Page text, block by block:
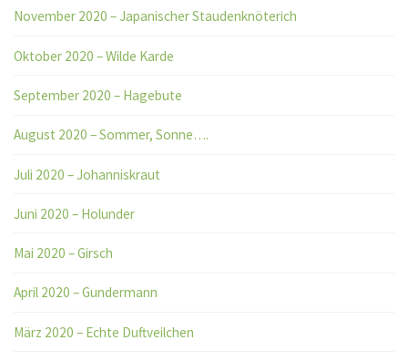
November 2020 – Japanischer Staudenknöterich
Oktober 2020 – Wilde Karde
September 2020 – Hagebute
August 2020 – Sommer, Sonne….
Juli 2020 – Johanniskraut
Juni 2020 – Holunder
Mai 2020 – Girsch
April 2020 – Gundermann
März 2020 – Echte Duftveilchen